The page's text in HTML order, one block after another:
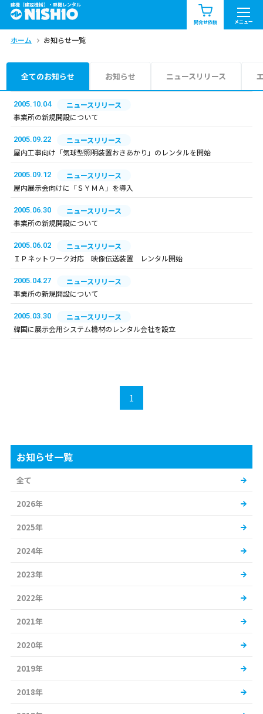
建機（建設機械）・重機レンタル
問合せ依頼 メニュー
商品一覧 お知らせ一覧
問合せ依頼リスト
エリア情報を見る
ホーム お知らせ一覧
全てのお知らせ お知らせ ニュースリリース
2005.10.04
ニュースリリース
事業所の新規開設について
2005.09.22
ニュースリリース
屋内工事向け「気球型照明装置おきあかり」のレンタルを開始
2005.09.12
ニュースリリース
屋内展示会向けに「ＳＹＭＡ」を導入
2005.06.30
ニュースリリース
事業所の新規開設について
2005.06.02
ニュースリリース
ＩＰネットワーク対応 映像伝送装置 レンタル開始
2005.04.27
ニュースリリース
事業所の新規開設について
2005.03.30
ニュースリリース
韓国に展示会用システム機材のレンタル会社を設立
1
お知らせ一覧
全て
2026年
2025年
2024年
2023年
2022年
2021年
2020年
2019年
2018年